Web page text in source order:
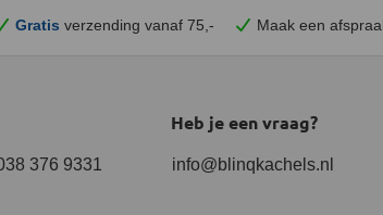
Gratis verzending vanaf 75,- Maak een
Heb je een vraag?
376 9331 info@blinqkachels.nl